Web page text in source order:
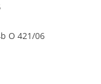
O 421/06